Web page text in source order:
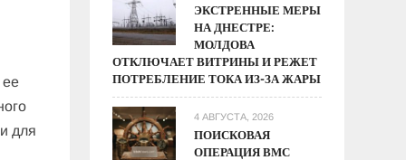
ее
для
ЭКСТРЕННЫЕ МЕРЫ
НА ДНЕСТРЕ:
МОЛДОВА
ОТКЛЮЧАЕТ ВИТРИНЫ И РЕЖЕТ
ПОТРЕБЛЕНИЕ ТОКА ИЗ-ЗА ЖАРЫ
4 АВГУСТА, 2026
ПОИСКОВАЯ
ОПЕРАЦИЯ ВМС